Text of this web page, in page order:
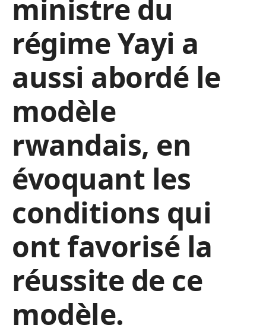
ministre du
régime Yayi a
aussi abordé le
modèle
rwandais, en
évoquant les
conditions qui
ont favorisé la
réussite de ce
modèle.